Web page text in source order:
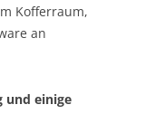
Kofferraum,
an
und einige